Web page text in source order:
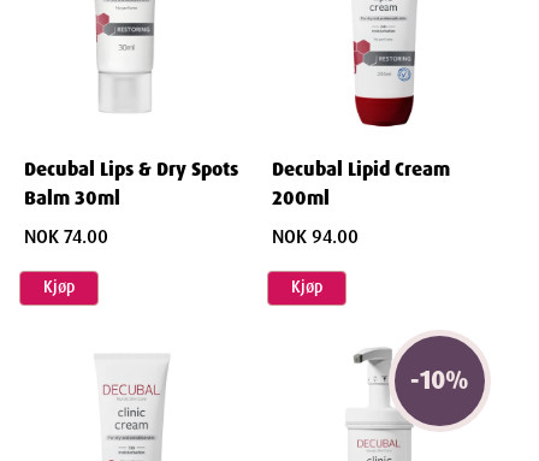
Decubal Lips & Dry Spots
Balm 30ml
NOK 74.00
Kjøp
Decubal Lipid Cream
200ml
NOK 94.00
Kjøp
-10%